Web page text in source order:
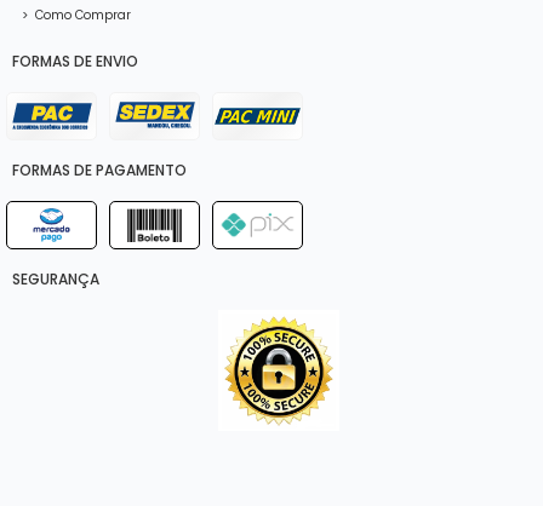
> Como Comprar
FORMAS DE ENVIO
FORMAS DE PAGAMENTO
SEGURANÇA